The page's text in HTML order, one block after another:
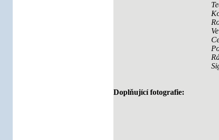
Doplňující fotografie: